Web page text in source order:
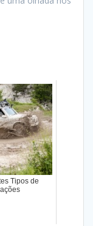
Tipos de